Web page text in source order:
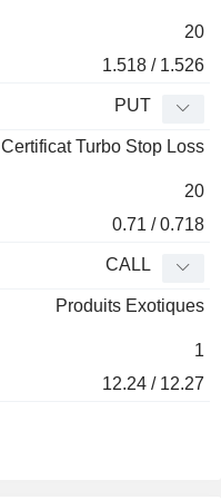
20
1.518 / 1.526
PUT
Certificat Turbo Stop Loss
20
0.71 / 0.718
CALL
Produits Exotiques
1
12.24 / 12.27